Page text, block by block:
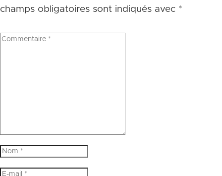
champs obligatoires sont indiqués avec *